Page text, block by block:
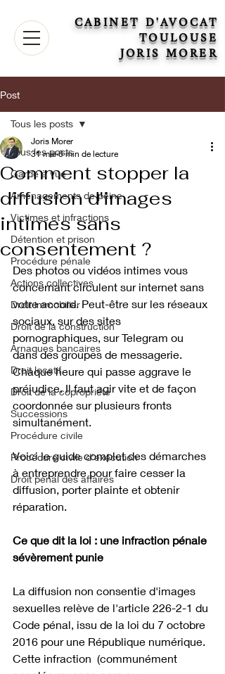
CABINET D'AVOCAT
TOULOUSE
JORIS MORER
Post
Tous les posts
Garde à vue
Aménagements de peine
Victimes et infractions
Détention et prison
Procédure pénale
Actions collectives
Droit immobilier
Droit de la construction
Arnaques bancaires
Droit locatif
Droit de la copropriété
Successions
Procédure civile
Procédure civile d'exécution
Droit pénal des affaires
Tous les posts
Comment stopper la
diffusion d'images
intimes sans
consentement ?
Joris Morer
31 mai 6 min de lecture
Des photos ou vidéos intimes vous
concernant circulent sur internet sans
votre accord. Peut-être sur les réseaux
sociaux, sur des sites
pornographiques, sur Telegram ou
dans des groupes de messagerie.
Chaque heure qui passe aggrave le
préjudice. Il faut agir vite et de façon
coordonnée sur plusieurs fronts
simultanément.
Voici le guide complet des démarches
à entreprendre pour faire cesser la
diffusion, porter plainte et obtenir
réparation.
Ce que dit la loi : une infraction pénale
sévèrement punie
La diffusion non consentie d'images
sexuelles relève de l'article 226-2-1 du
Code pénal, issu de la loi du 7 octobre
2016 pour une République numérique.
Cette infraction  (communément